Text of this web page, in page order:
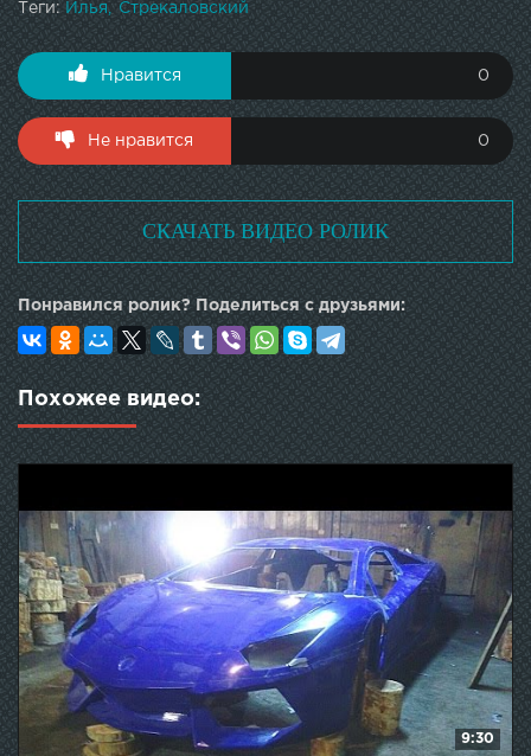
Теги: Илья Стрекаловский
Нравится 0
Не нравится 0
СКАЧАТЬ ВИДЕО РОЛИК
Понравился ролик? Поделиться с друзьями:
Похожее видео:
9:30